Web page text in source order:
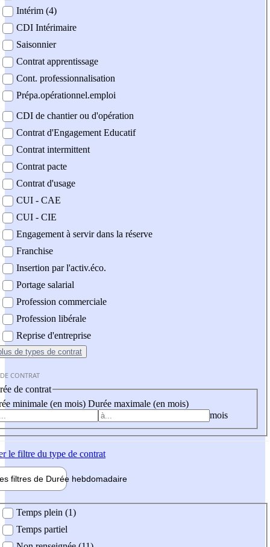
Intérim (4)
CDI Intérimaire
Saisonnier
Contrat apprentissage
Cont. professionnalisation
Prépa.opérationnel.emploi
CDI de chantier ou d'opération
Contrat d'Engagement Educatif
Contrat intermittent
Contrat pacte
Contrat d'usage
CUI - CAE
CUI - CIE
Engagement à servir dans la réserve
Franchise
Insertion par l'activ.éco.
Portage salarial
Profession commerciale
Profession libérale
Reprise d'entreprise
de types de contrat
CONTRAT
de contrat
minimale (en mois) Durée maximale (en mois)
mois
le filtre du type de contrat
filtres de Durée hebdomadaire
Temps plein (1)
Temps partiel